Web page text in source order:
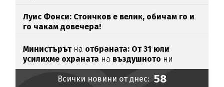
Луис Фонси: Стоичков е велик, обичам го и
го чакам довечера!
Министърътна отбраната: От 31 юли
усилихме охраната на въздушното ни
пространство
Всички новини от днес: 58